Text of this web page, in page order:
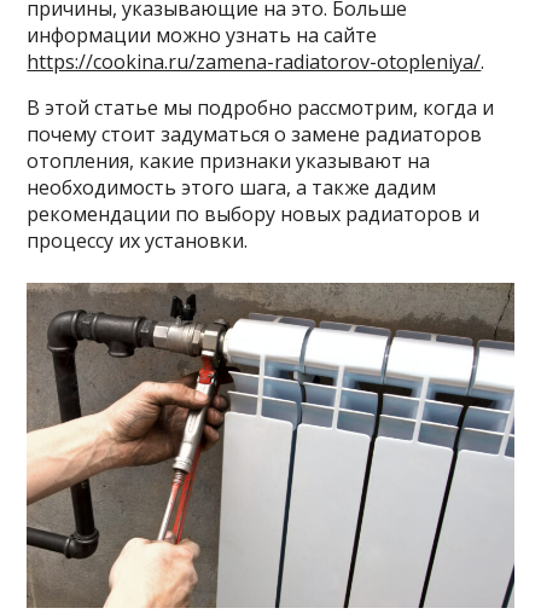
причины, указывающие на это. Больше
информации можно узнать на сайте
https://cookina.ru/zamena-radiatorov-otopleniya/.
В этой статье мы подробно рассмотрим, когда и
почему стоит задуматься о замене радиаторов
отопления, какие признаки указывают на
необходимость этого шага, а также дадим
рекомендации по выбору новых радиаторов и
процессу их установки.